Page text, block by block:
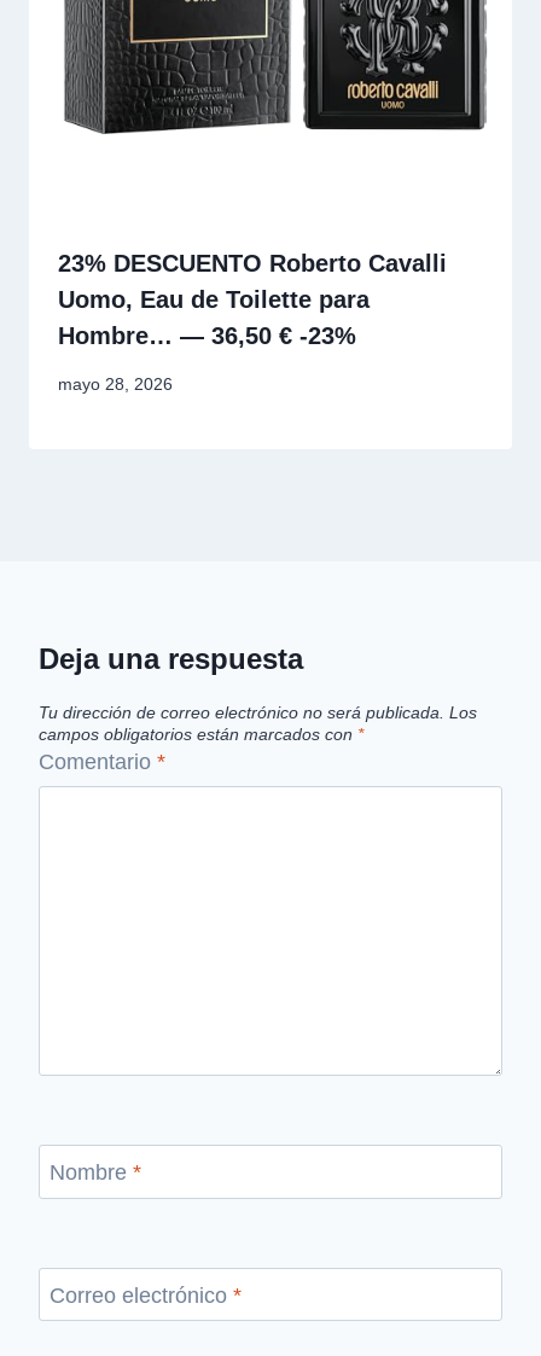
23% DESCUENTO Roberto Cavalli
Uomo, Eau de Toilette para
Hombre… — 36,50 € -23%
mayo 28, 2026
Deja una respuesta
Tu dirección de correo electrónico no será publicada. Los
campos obligatorios están marcados con *
Comentario *
Nombre *
Correo electrónico *